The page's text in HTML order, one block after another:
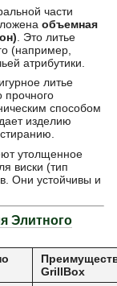
части
объемная
. Это литье
(например,
атрибутики.
литье
прочного
способом
изделию
утолщенное
виски (тип
Они устойчивы и
Элитного
GrillBox